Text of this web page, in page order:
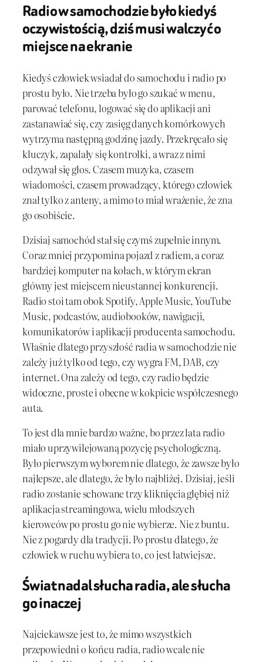
Radio w samochodzie było kiedyś
oczywistością, dziś musi walczyć o
miejsce na ekranie
Kiedyś człowiek wsiadał do samochodu i radio po
prostu było. Nie trzeba było go szukać w menu,
parować telefonu, logować się do aplikacji ani
zastanawiać się, czy zasięg danych komórkowych
wytrzyma następną godzinę jazdy. Przekręcało się
kluczyk, zapalały się kontrolki, a wraz z nimi
odzywał się głos. Czasem muzyka, czasem
wiadomości, czasem prowadzący, którego człowiek
znał tylko z anteny, a mimo to miał wrażenie, że zna
go osobiście.
Dzisiaj samochód stał się czymś zupełnie innym.
Coraz mniej przypomina pojazd z radiem, a coraz
bardziej komputer na kołach, w którym ekran
główny jest miejscem nieustannej konkurencji.
Radio stoi tam obok Spotify, Apple Music, YouTube
Music, podcastów, audiobooków, nawigacji,
komunikatorów i aplikacji producenta samochodu.
Właśnie dlatego przyszłość radia w samochodzie nie
zależy już tylko od tego, czy wygra FM, DAB, czy
internet. Ona zależy od tego, czy radio będzie
widoczne, proste i obecne w kokpicie współczesnego
auta.
To jest dla mnie bardzo ważne, bo przez lata radio
miało uprzywilejowaną pozycję psychologiczną.
Było pierwszym wyborem nie dlatego, że zawsze było
najlepsze, ale dlatego, że było najbliżej. Dzisiaj, jeśli
radio zostanie schowane trzy kliknięcia głębiej niż
aplikacja streamingowa, wielu młodszych
kierowców po prostu go nie wybierze. Nie z buntu.
Nie z pogardy dla tradycji. Po prostu dlatego, że
człowiek w ruchu wybiera to, co jest łatwiejsze.
Świat nadal słucha radia, ale słucha
go inaczej
Najciekawsze jest to, że mimo wszystkich
przepowiedni o końcu radia, radio wcale nie